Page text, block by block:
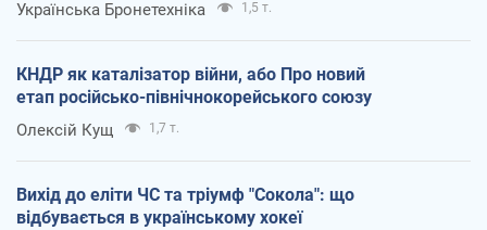
Українська Бронетехніка 1,5 т.
КНДР як каталізатор війни, або Про новий
етап російсько-північнокорейського союзу
Олексій Кущ 1,7 т.
Вихід до еліти ЧС та тріумф "Сокола": що
відбувається в українському хокеї